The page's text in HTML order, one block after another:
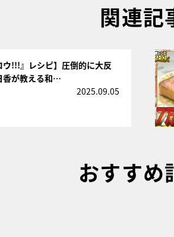
関連記
ウ!!!』レシピ】圧倒的に大反
香が教える和…
2025.09.05
おすすめ